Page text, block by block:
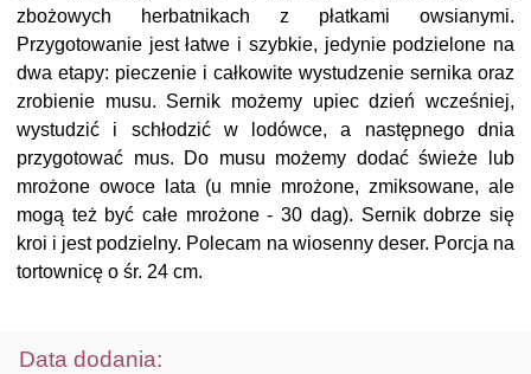
zbożowych herbatnikach z płatkami owsianymi.
Przygotowanie jest łatwe i szybkie, jedynie podzielone na
dwa etapy: pieczenie i całkowite wystudzenie sernika oraz
zrobienie musu. Sernik możemy upiec dzień wcześniej,
wystudzić i schłodzić w lodówce, a następnego dnia
przygotować mus. Do musu możemy dodać świeże lub
mrożone owoce lata (u mnie mrożone, zmiksowane, ale
mogą też być całe mrożone - 30 dag). Sernik dobrze się
kroi i jest podzielny. Polecam na wiosenny deser. Porcja na
tortownicę o śr. 24 cm.
Data dodania: